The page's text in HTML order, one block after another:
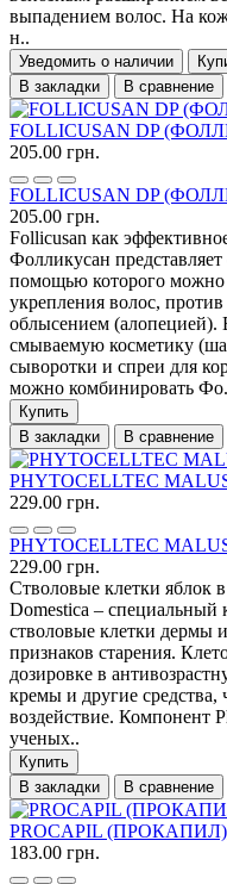
выпадением волос. На
н..
Уведомить о наличии
В закладки
В сравнение
FOLLICUSAN DP
205.00 грн.
FOLLICUSAN DP
205.00 грн.
Follicusan как
Фолликусан
помощью которого можно
укрепления волос,
облысением (алопецией).
смываемую косметику
сыворотки и спреи для
можно комбинировать
Купить
В закладки
В сравнение
PHYTOCELLTEC
229.00 грн.
PHYTOCELLTEC
229.00 грн.
Стволовые клетки яблок
Domestica – специальный
стволовые клетки дермы
признаков старения.
дозировке в
кремы и другие средства,
воздействие. Компонент
ученых..
Купить
В закладки
В сравнение
PROCAPIL (ПРОКАПИЛ)
183.00 грн.